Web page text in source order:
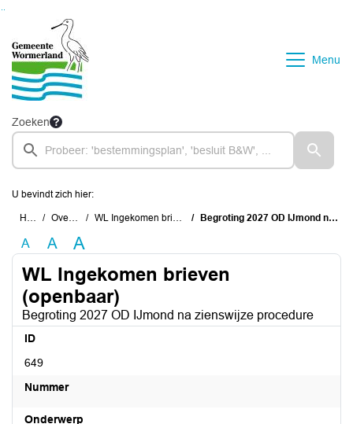
Ga naar de inhoud van deze pagina
Ga naar het zoeken
Ga naar het menu
Menu
Zoeken
U bevindt zich hier:
Home Overzichten WL Ingekomen brieven (openbaar) Begroting 2027 OD IJmond na zienswijze procedure
A A A
WL Ingekomen brieven
(openbaar)
Begroting 2027 OD IJmond na zienswijze procedure
ID
649
Nummer
Onderwerp